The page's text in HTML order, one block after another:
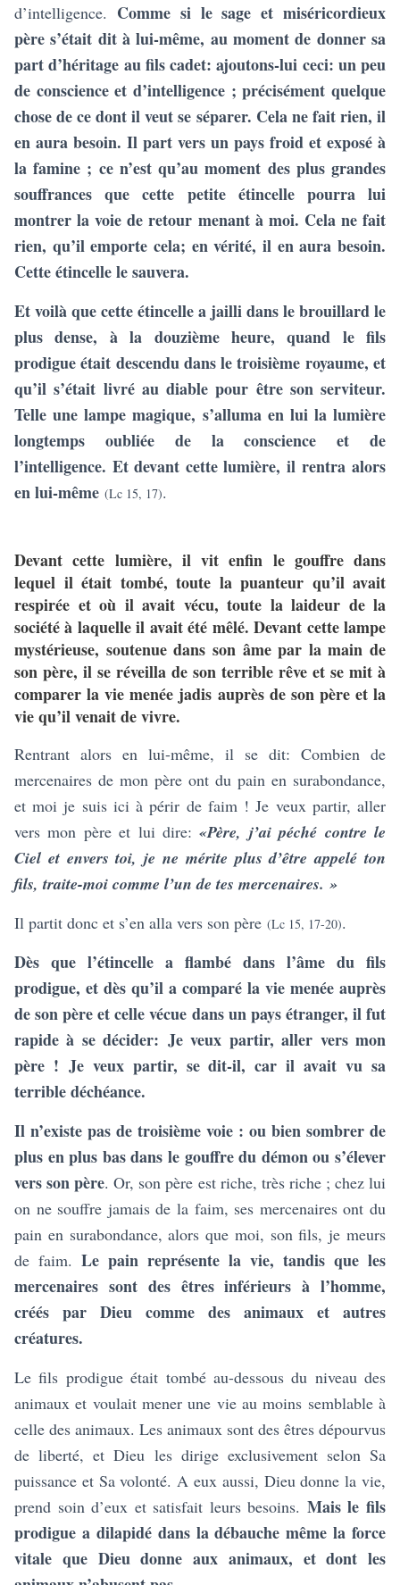
d’intelligence. Comme si le sage et miséricordieux
père s’était dit à lui-même, au moment de donner sa
part d’héritage au fils cadet: ajoutons-lui ceci: un peu
de conscience et d’intelligence ; précisément quelque
chose de ce dont il veut se séparer. Cela ne fait rien, il
en aura besoin. Il part vers un pays froid et exposé à
la famine ; ce n’est qu’au moment des plus grandes
souffrances que cette petite étincelle pourra lui
montrer la voie de retour menant à moi. Cela ne fait
rien, qu’il emporte cela; en vérité, il en aura besoin.
Cette étincelle le sauvera.
Et voilà que cette étincelle a jailli dans le brouillard le
plus dense, à la douzième heure, quand le fils
prodigue était descendu dans le troisième royaume, et
qu’il s’était livré au diable pour être son serviteur.
Telle une lampe magique, s’alluma en lui la lumière
longtemps oubliée de la conscience et de
l’intelligence. Et devant cette lumière, ilrentra alors
en lui-même (Lc 15, 17).
Devant cette lumière, il vit enfin le gouffre dans
lequel il était tombé, toute la puanteur qu’il avait
respirée et où il avait vécu, toute la laideur de la
société à laquelle il avait été mêlé. Devant cette lampe
mystérieuse, soutenue dans son âme par la main de
son père, il se réveilla de son terrible rêve et se mit à
comparer la vie menée jadis auprès de son père et la
vie qu’il venait de vivre.
Rentrant alors en lui-même, il se dit: Combien de
mercenaires de mon père ont du pain en surabondance,
et moi je suis ici à périr de faim ! Je veux partir, aller
vers mon père et lui dire:«Père, j’ai péché contre le
Ciel et envers toi, je ne mérite plus d’être appelé ton
fils, traite-moi comme l’un de tes mercenaires. »
Il partit donc et s’en alla vers son père (Lc 15, 17-20).
Dès que l’étincelle a flambé dans l’âme du fils
prodigue, et dès qu’il a comparé la vie menée auprès
de son père et celle vécue dans un pays étranger, il fut
rapide à se décider: Je veux partir, aller vers mon
père ! Je veux partir, se dit-il, car il avait vu sa
terrible déchéance.
Il n’existe pas de troisième voie : ou bien sombrer de
plus en plus bas dans le gouffre du démon ou s’élever
vers son père. Or, son père est riche, très riche ; chez lui
on ne souffre jamais de la faim, ses mercenaires ont du
pain en surabondance, alors que moi, son fils, je meurs
de faim. Le pain représente la vie, tandis que les
mercenaires sont des êtres inférieurs à l’homme,
créés par Dieu comme des animaux et autres
créatures.
Le fils prodigue était tombé au-dessous du niveau des
animaux et voulait mener une vie au moins semblable à
celle des animaux. Les animaux sont des êtres dépourvus
de liberté, et Dieu les dirige exclusivement selon Sa
puissance et Sa volonté. A eux aussi, Dieu donne la vie,
prend soin d’eux et satisfait leurs besoins. Mais le fils
prodigue a dilapidé dans la débauche même la force
vitale que Dieu donne aux animaux, et dont les